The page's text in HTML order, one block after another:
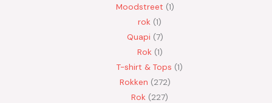
Moodstreet 1
rok 1
Quapi 7
Rok 1
T-shirt & Tops 1
Rokken 272
Rok 227